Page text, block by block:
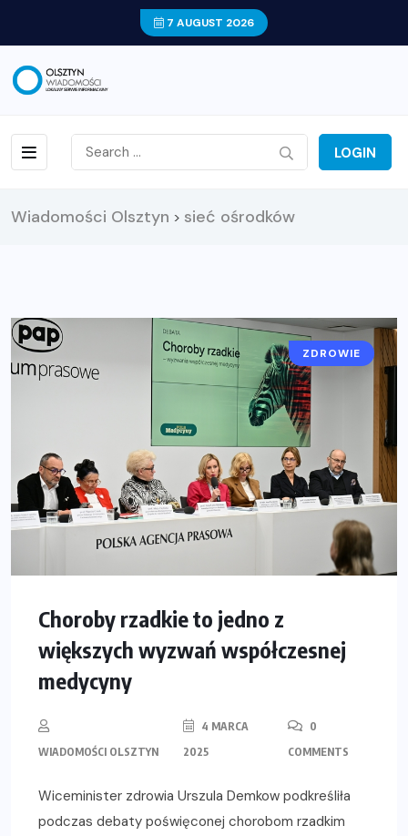
7 AUGUST 2026
LOGIN
Wiadomości Olsztyn > sieć ośrodków
ZDROWIE
Choroby rzadkie to jedno z
większych wyzwań współczesnej
medycyny
WIADOMOŚCI OLSZTYN
4 MARCA
2025
0
COMMENTS
Wiceminister zdrowia Urszula Demkow podkreśliła
podczas debaty poświęconej chorobom rzadkim